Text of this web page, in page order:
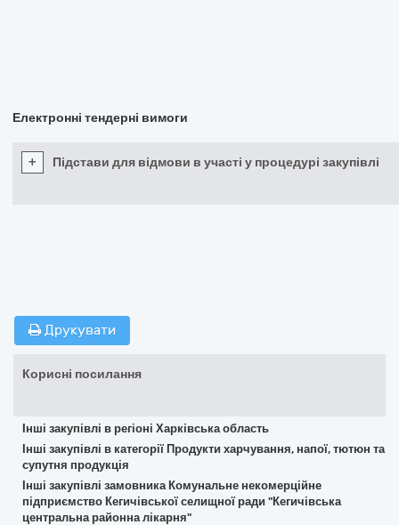
Електронні тендерні вимоги
+ Підстави для відмови в участі у процедурі закупівлі
Друкувати
Корисні посилання
Інші закупівлі в регіоні Харківська область
Інші закупівлі в категорії Продукти харчування, напої, тютюн та
супутня продукція
Інші закупівлі замовника Комунальне некомерційне
підприємство Кегичівської селищної ради "Кегичівська
центральна районна лікарня"